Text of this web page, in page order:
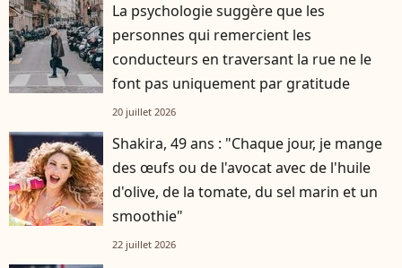
La psychologie suggère que les
personnes qui remercient les
conducteurs en traversant la rue ne le
font pas uniquement par gratitude
20 juillet 2026
Shakira, 49 ans : "Chaque jour, je mange
des œufs ou de l'avocat avec de l'huile
d'olive, de la tomate, du sel marin et un
smoothie"
22 juillet 2026